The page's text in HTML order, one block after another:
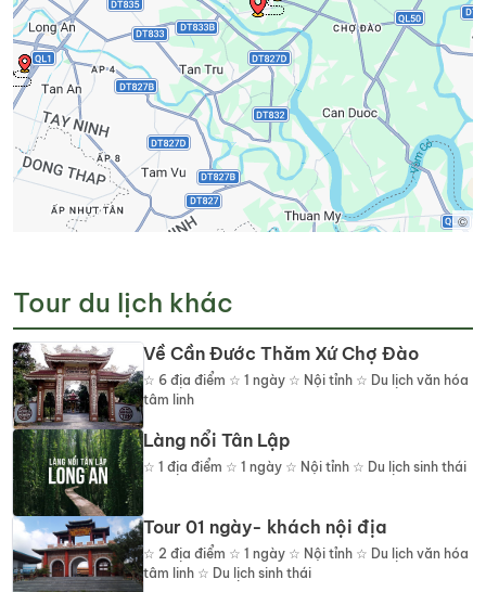
©
Tour du lịch khác
Về Cần Đước Thăm Xứ Chợ Đào
☆ 6 địa điểm ☆ 1 ngày ☆ Nội tỉnh ☆ Du lịch văn hóa
tâm linh
Làng nổi Tân Lập
☆ 1 địa điểm ☆ 1 ngày ☆ Nội tỉnh ☆ Du lịch sinh thái
Tour 01 ngày- khách nội địa
☆ 2 địa điểm ☆ 1 ngày ☆ Nội tỉnh ☆ Du lịch văn hóa
tâm linh ☆ Du lịch sinh thái